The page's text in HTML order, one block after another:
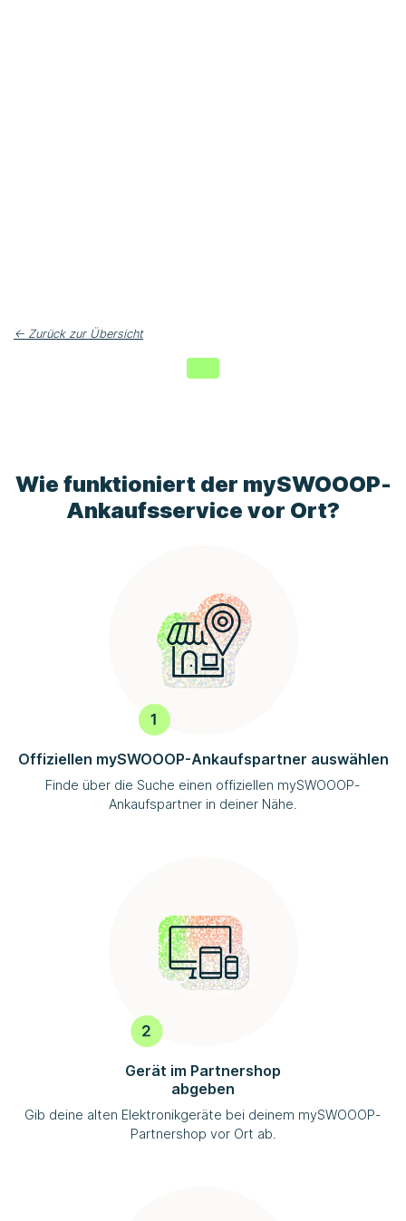
← Zurück zur Übersicht
Wie funktioniert der mySWOOOP-
Ankaufsservice vor Ort?
Offiziellen mySWOOOP-Ankaufspartner auswählen
Finde über die Suche einen offiziellen mySWOOOP-
Ankaufspartner in deiner Nähe.
Gerät im Partnershop
abgeben
Gib deine alten Elektronikgeräte bei deinem mySWOOOP-
Partnershop vor Ort ab.